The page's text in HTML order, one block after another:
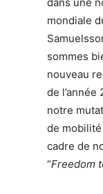
mondiale
sommes
nouveau
de
notre
de
cadre de
“Freedom